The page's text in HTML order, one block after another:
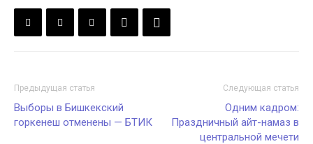
Предыдущая статья
Выборы в Бишкекский
горкенеш отменены — БТИК
Следующая статья
Одним кадром:
Праздничный айт-намаз в
центральной мечети